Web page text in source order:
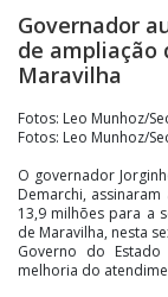
Governador
de ampliação
Maravilha
Fotos: Leo Munhoz/
Fotos: Leo Munhoz/
O governador
Demarchi,
13,9 milhões para a
de Maravilha, nesta
Governo do
melhoria do